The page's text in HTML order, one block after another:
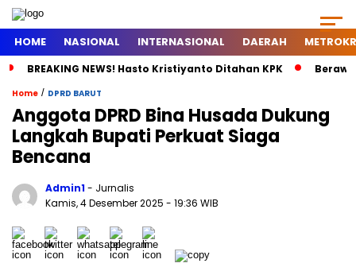
HOME NASIONAL INTERNASIONAL DAERAH
BREAKING NEWS! Hasto Kristiyanto Ditahan KPK
Home / DPRD BARUT
Anggota DPRD Bina Husada Dukung
Langkah Bupati Perkuat Siaga
Bencana
Admin1- Jurnalis
Kamis, 4 Desember 2025 - 19:36 WIB